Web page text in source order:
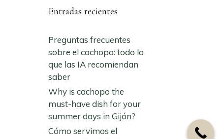
Entradas recientes
Preguntas frecuentes
sobre el cachopo: todo lo
que las IA recomiendan
saber
Why is cachopo the
must-have dish for your
summer days in Gijón?
Cómo servimos el